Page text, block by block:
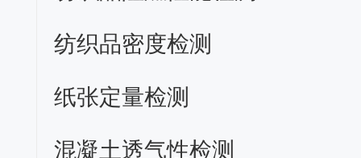
纺织品密度检测
纸张定量检测
混凝土透气性检测